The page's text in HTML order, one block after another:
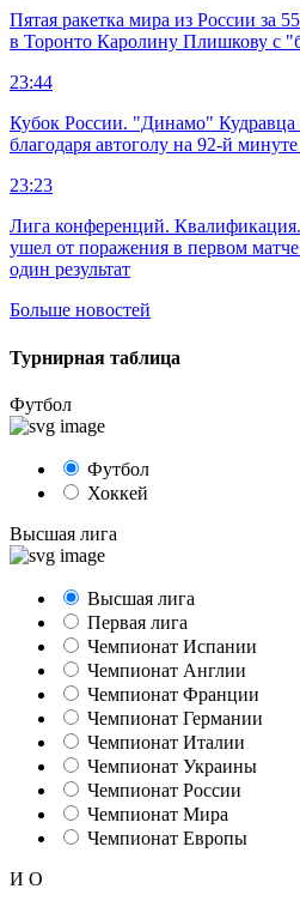
Пятая ракетка мира из России за
в Торонто Каролину Плишкову с
23:44
Кубок России. "Динамо" Кудравца
благодаря автоголу на 92-й
23:23
Лига конференций.
ушел от поражения в первом
один результат
Больше новостей
Турнирная таблица
Футбол
Футбол
Хоккей
Высшая лига
Высшая лига
Первая лига
Чемпионат Испании
Чемпионат Англии
Чемпионат Франции
Чемпионат Германии
Чемпионат Италии
Чемпионат Украины
Чемпионат России
Чемпионат Мира
Чемпионат Европы
И О